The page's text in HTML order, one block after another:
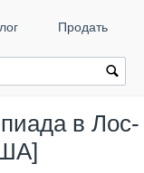
Продать
в Лос-